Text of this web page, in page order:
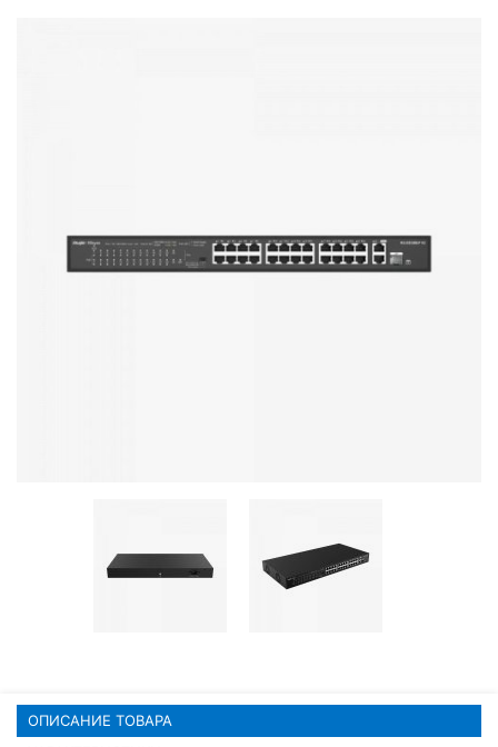
Мышки и Клавиатуры
Наушники
Компьютеры Fujitsu
ОПИСАНИЕ ТОВАРА